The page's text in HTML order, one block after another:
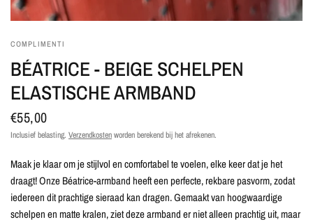
COMPLIMENTI
BÉATRICE - BEIGE SCHELPEN
ELASTISCHE ARMBAND
€55,00
Inclusief belasting. Verzendkostenworden berekend bij het afrekenen.
Maak je klaar om je stijlvol en comfortabel te voelen, elke keer dat je het
draagt! Onze Béatrice-armband heeft een perfecte, rekbare pasvorm, zodat
iedereen dit prachtige sieraad kan dragen. Gemaakt van hoogwaardige
schelpen en matte kralen, ziet deze armband er niet alleen prachtig uit, maar